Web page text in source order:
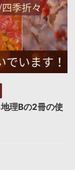
理Bの2冊の使